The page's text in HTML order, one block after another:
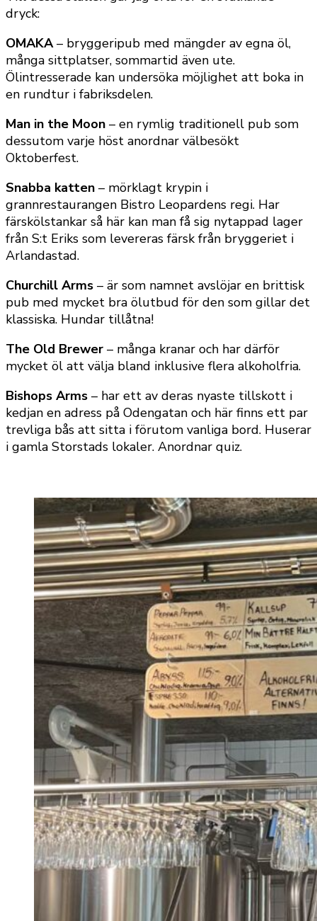
dryck:
OMAKA– bryggeripub med mängder av egna öl,
många sittplatser, sommartid även ute.
Ölintresserade kan undersöka möjlighet att boka in
en rundtur i fabriksdelen.
Man in the Moon – en rymlig traditionell pub som
dessutom varje höst anordnar välbesökt
Oktoberfest.
Snabba katten – mörklagt krypin i
grannrestaurangen Bistro Leopardens regi. Har
färskölstankar så här kan man få sig nytappad lager
från S:t Eriks som levereras färsk från bryggeriet i
Arlandastad.
Churchill Arms – är som namnet avslöjar en brittisk
pub med mycket bra ölutbud för den som gillar det
klassiska. Hundar tillåtna!
The Old Brewer – många kranar och har därför
mycket öl att välja bland inklusive flera alkoholfria.
Bishops Arms – har ett av deras nyaste tillskott i
kedjan en adress på Odengatan och här finns ett par
trevliga bås att sitta i förutom vanliga bord. Huserar
i gamla Storstads lokaler. Anordnar quiz.